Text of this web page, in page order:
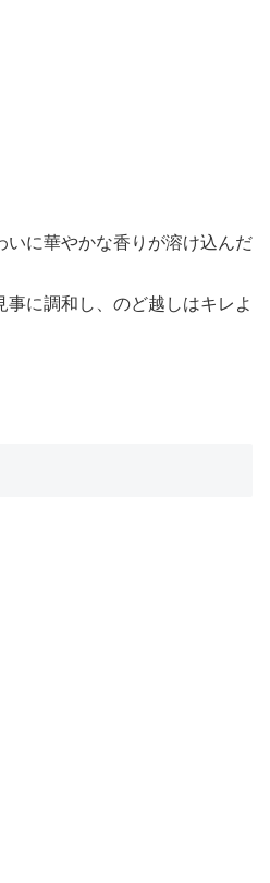
いに華やかな香りが溶け込んだ
事に調和し、のど越しはキレよ